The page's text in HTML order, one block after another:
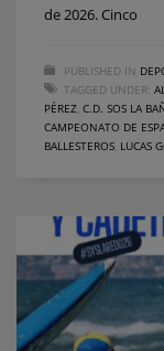
de 2026. Cinco
PUBLISHED IN
TAGGED UNDER:
PÉREZ C.D. SOS LA
CAMPEONATO DE
BALLESTEROS LUCAS